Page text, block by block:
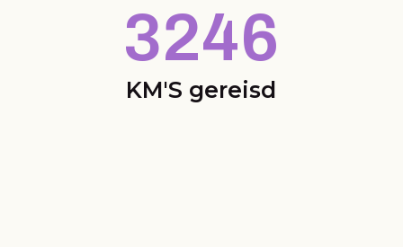
3246
KM'S gereisd